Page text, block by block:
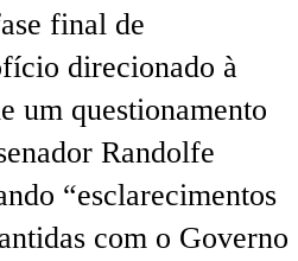
final de
direcionado à
um questionamento
Randolfe
“esclarecimentos
com o Governo